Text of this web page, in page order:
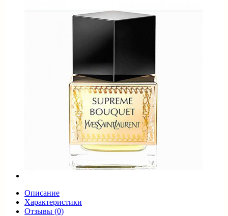
Описание
Характеристики
Отзывы (0)